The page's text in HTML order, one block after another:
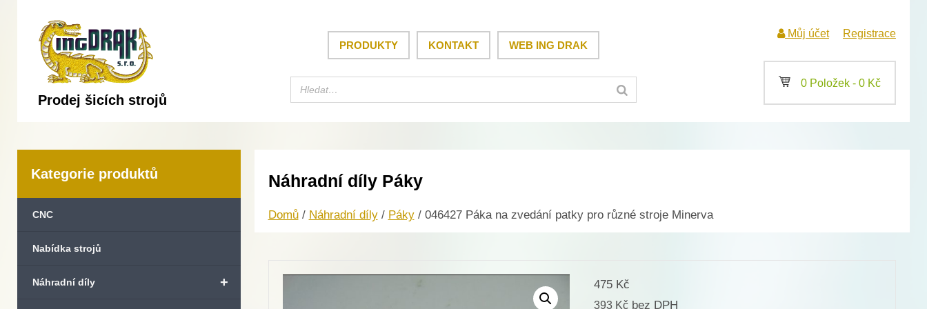
Prodej šicích strojů
PRODUKTY KONTAKT WEB ING DRAK
Můj účet Registrace
a 0 Položek - 0 Kč
Kategorie produktů
CNC
Nabídka strojů
+
Náhradní díly
Náhradní díly Páky
Domů/ Náhradní díly/ Páky/ 046427 Páka na zvedání patky pro různé stroje Minerva
475 Kč
393 Kč bez DPH